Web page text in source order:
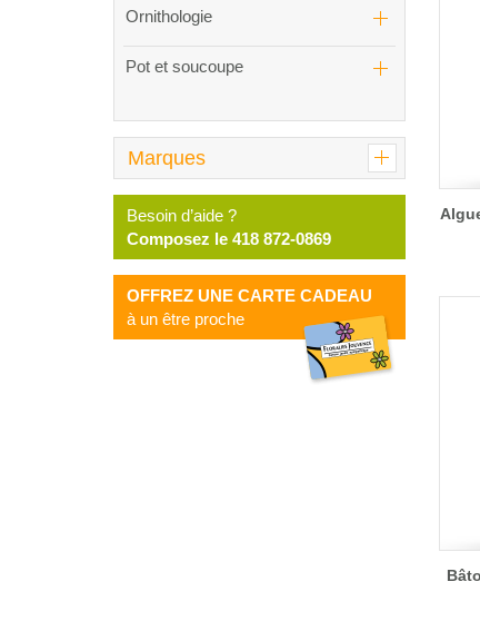
Ornithologie
Pot et soucoupe
Marques
Besoin d’aide ?
Composez le 418 872-0869
OFFREZ UNE CARTE CADEAU
à un être proche